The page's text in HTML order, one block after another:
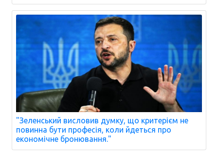
"Зеленський висловив думку, що критерієм не
повинна бути професія, коли йдеться про
економічне бронювання."